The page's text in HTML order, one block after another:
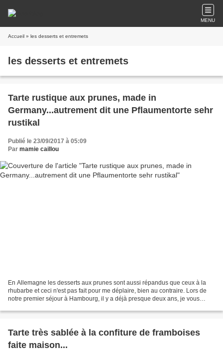
MENU
Accueil » les desserts et entremets
les desserts et entremets
Tarte rustique aux prunes, made in
Germany...autrement dit une Pflaumentorte sehr
rustikal
Publié le 23/09/2017 à 05:09
Par mamie caillou
En Allemagne les desserts aux prunes sont aussi répandus que ceux à la
rhubarbe et ceci n'est pas fait pour me déplaire, bien au contraire. Lors de
notre premier séjour à Hambourg, il y a déjà presque deux ans, je vous
Tarte très sablée à la confiture de framboises
faite maison...